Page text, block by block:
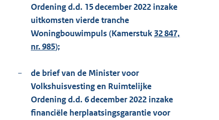
Ordening d.d. 15 december 2022 inzake
uitkomsten vierde tranche
Woningbouwimpuls (Kamerstuk 32 847,
nr. 985);
−
de brief van de Minister voor
Volkshuisvesting en Ruimtelijke
Ordening d.d. 6 december 2022 inzake
financiële herplaatsingsgarantie voor